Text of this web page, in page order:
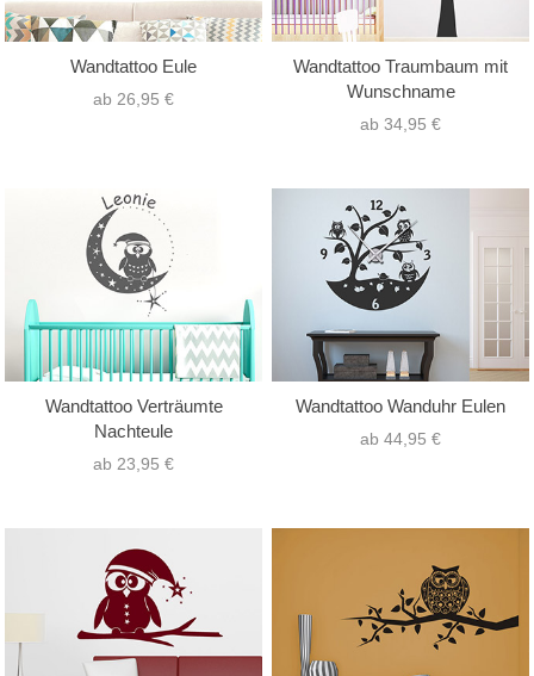
Wandtattoo Eule
ab 26,95 €
Wandtattoo Traumbaum mit
Wunschname
ab 34,95 €
Wandtattoo Verträumte
Nachteule
ab 23,95 €
Wandtattoo Wanduhr Eulen
ab 44,95 €